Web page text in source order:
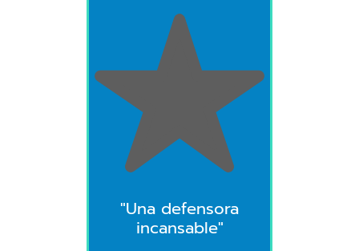
"Una defensora
incansable"